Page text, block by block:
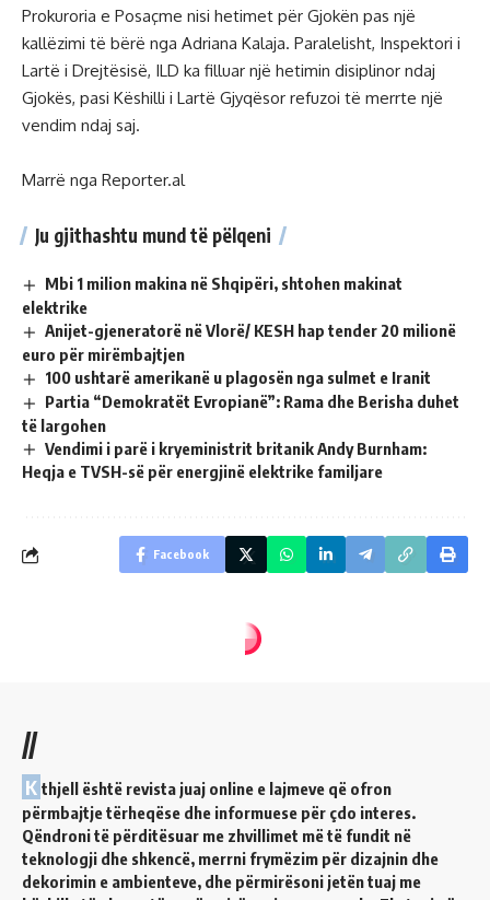
Prokuroria e Posaçme nisi hetimet për Gjokën pas një
kallëzimi të bërë nga Adriana Kalaja. Paralelisht, Inspektori i
Lartë i Drejtësisë, ILD ka filluar një hetimin disiplinor ndaj
Gjokës, pasi Këshilli i Lartë Gjyqësor refuzoi të merrte një
vendim ndaj saj.
Marrë nga Reporter.al
Ju gjithashtu mund të pëlqeni
Mbi 1 milion makina në Shqipëri, shtohen makinat
elektrike
Anijet-gjeneratorë në Vlorë/ KESH hap tender 20 milionë
euro për mirëmbajtjen
100 ushtarë amerikanë u plagosën nga sulmet e Iranit
Partia “Demokratët Evropianë”: Rama dhe Berisha duhet
të largohen
Vendimi i parë i kryeministrit britanik Andy Burnham:
Heqja e TVSH-së për energjinë elektrike familjare
Facebook
//
K thjell është revista juaj online e lajmeve që ofron
përmbajtje tërheqëse dhe informuese për çdo interes.
Qëndroni të përditësuar me zhvillimet më të fundit në
teknologji dhe shkencë, merrni frymëzim për dizajnin dhe
dekorimin e ambienteve, dhe përmirësoni jetën tuaj me